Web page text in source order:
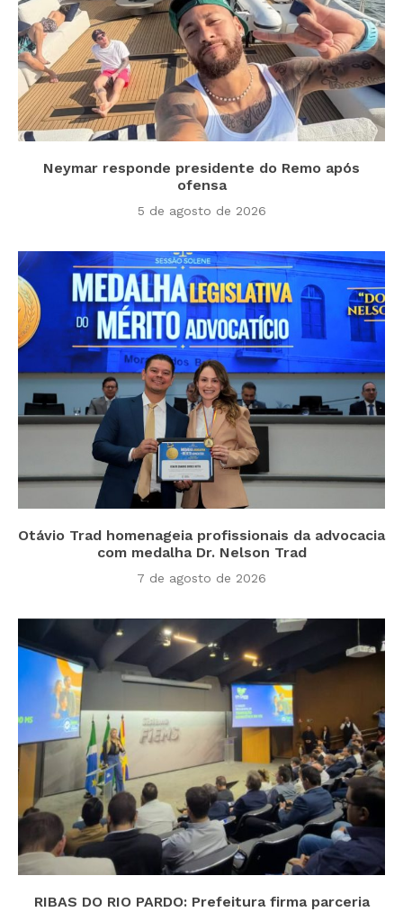
Neymar responde presidente do Remo após
ofensa
5 de agosto de 2026
Otávio Trad homenageia profissionais da advocacia
com medalha Dr. Nelson Trad
7 de agosto de 2026
RIBAS DO RIO PARDO: Prefeitura firma parceria